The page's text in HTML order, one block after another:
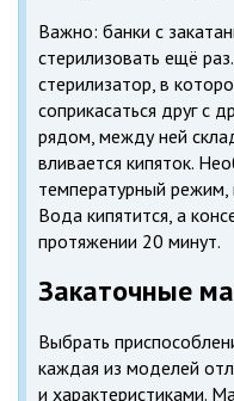
Важно: банки с
стерилизовать ещё
стерилизатор, в
соприкасаться друг с
рядом, между ней
вливается кипяток.
температурный режим,
Вода кипятится, а
протяжении 20 минут.
Закаточные
Выбрать
каждая из моделей
и характеристиками.